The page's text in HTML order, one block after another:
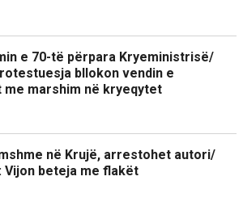
e 70-të përpara Kryeministrisë/
bllokon vendin e
marshim në kryeqytet
në Krujë, arrestohet autori/
Vijon beteja me flakët